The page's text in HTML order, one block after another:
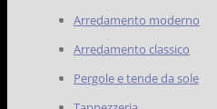
Arredamento moderno
Arredamento classico
Pergole e tende da sole